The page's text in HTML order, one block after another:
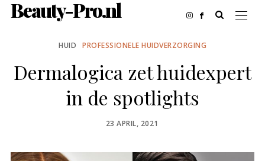
Beauty-Pro.nl
HUID PROFESSIONELE HUIDVERZORGING
Dermalogica zet huidexpert
in de spotlights
POSTED
23 APRIL, 2021